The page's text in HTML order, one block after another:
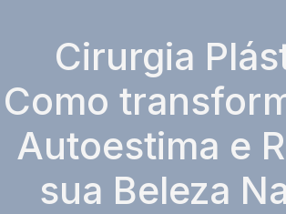
Cirurgia
Como
Autoestima e
sua Beleza